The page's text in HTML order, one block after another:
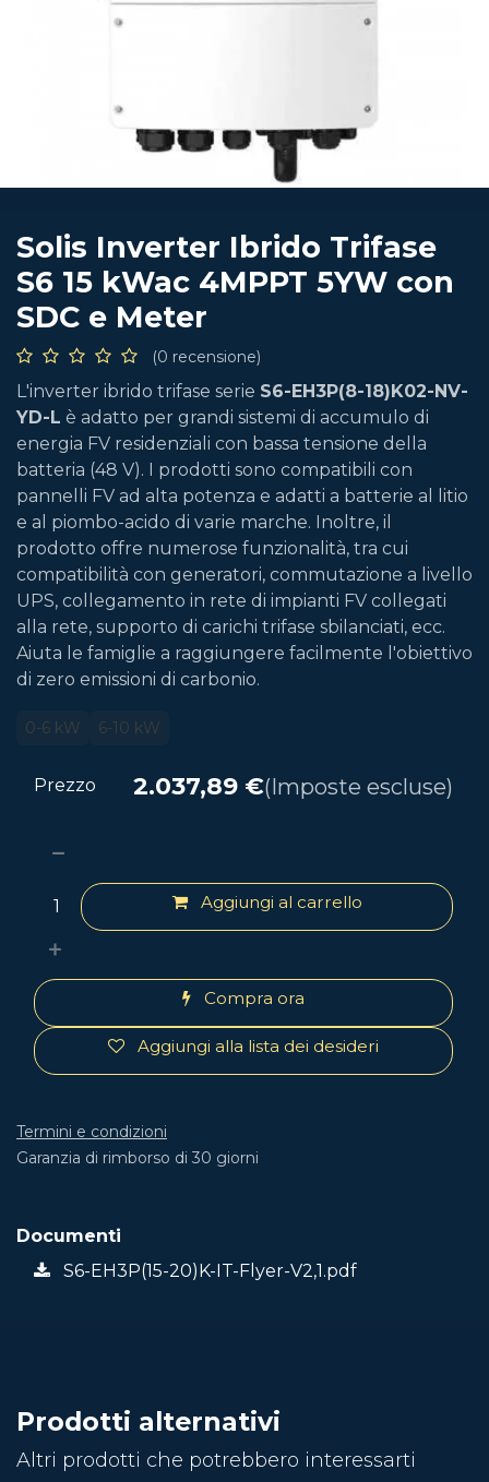
Solis Inverter Ibrido Trifase
S6 15 kWac 4MPPT 5YW con
SDC e Meter
(0 recensione)
L'inverter ibrido trifase serie S6-EH3P(8-18)K02-NV-
YD-L è adatto per grandi sistemi di accumulo di
energia FV residenziali con bassa tensione della
batteria (48 V). I prodotti sono compatibili con
pannelli FV ad alta potenza e adatti a batterie al litio
e al piombo-acido di varie marche. Inoltre, il
prodotto offre numerose funzionalità, tra cui
compatibilità con generatori, commutazione a livello
UPS, collegamento in rete di impianti FV collegati
alla rete, supporto di carichi trifase sbilanciati, ecc.
Aiuta le famiglie a raggiungere facilmente l'obiettivo
di zero emissioni di carbonio.
0-6 kW 6-10 kW
Aggiungi al carrello
Compra ora
Aggiungi alla lista dei desideri
Prezzo 2.037,89 €(Imposte escluse)
Termini e condizioni
Garanzia di rimborso di 30 giorni
Documenti
S6-EH3P(15-20)K-IT-Flyer-V2,1.pdf
Prodotti alternativi
Altri prodotti che potrebbero interessarti